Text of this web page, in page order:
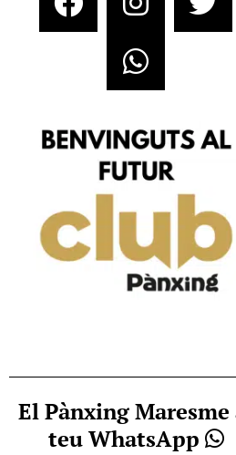
El Pànxing Maresme
teu WhatsApp